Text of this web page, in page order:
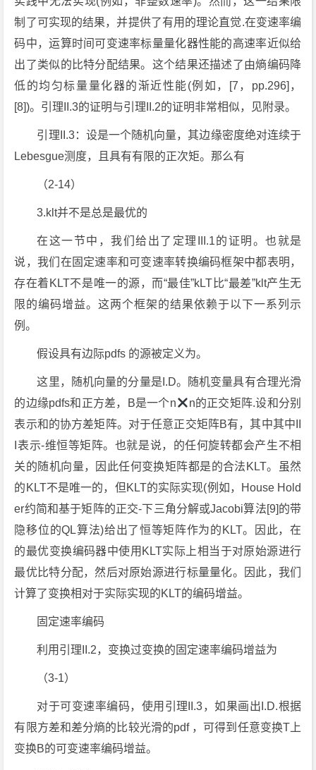
制了可实现的结果，并提供了有用的理论直觉.在变速率编
码中，运算时间可变速率标量量化器性能的高速率近似给
出了类似的比特分配结果。这个结果还描述了由熵编码降
低的均匀标量量化器的渐近性能(例如，[7，pp.296]，
[8])。引理II.3的证明与引理II.2的证明非常相似，见附录。
引理II.3：设是一个随机向量，其边缘密度绝对连续于
Lebesgue测度，且具有有限的正次矩。那么有
（2-14）
3.klt并不是总是最优的
在这一节中，我们给出了定理III.1的证明。也就是
说，我们在固定速率和可变速率转换编码框架中都表明，
存在着KLT不是唯一的源，而“最佳”kLT比“最差”klt产生无
限的编码增益。这两个框架的结果依赖于以下一系列示
例。
假设具有边际pdfs 的源被定义为。
这里，随机向量的分量是I.D。随机变量具有合理光滑
的边缘pdfs和正方差，B是一个n
n的正交矩阵.设和分别
表示和的协方差矩阵。对于任意正交矩阵B有，其中其中II
I表示-维恒等矩阵。也就是说，的任何旋转都会产生不相
关的随机向量，因此任何变换矩阵都是的合法KLT。虽然
的KLT不是唯一的，但KLT的实际实现(例如，House Hold
er约简和基于矩阵的正交-下三角分解或Jacobi算法[9]的带
隐移位的QL算法)给出了恒等矩阵作为的KLT。因此，在
的最优变换编码器中使用KLT实际上相当于对原始源进行
最优比特分配，然后对原始源进行标量量化。因此，我们
计算了变换相对于实际实现的KLT的编码增益。
固定速率编码
利用引理II.2，变换过变换的固定速率编码增益为
（3-1）
对于可变速率编码，使用引理II.3，如果画出I.D.根据
有限方差和差分熵的比较光滑的pdf ，可得到任意变换T上
变换B的可变速率编码增益。